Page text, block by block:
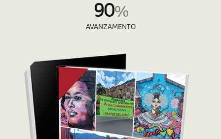
90%
AVANZAMENTO